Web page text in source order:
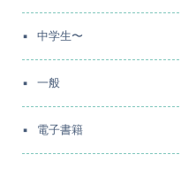
中学生〜
一般
電子書籍